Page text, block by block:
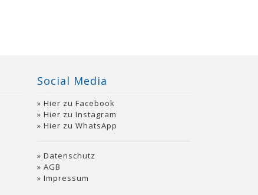
Social Media
Hier zu Facebook
Hier zu Instagram
Hier zu WhatsApp
Datenschutz
AGB
Impressum